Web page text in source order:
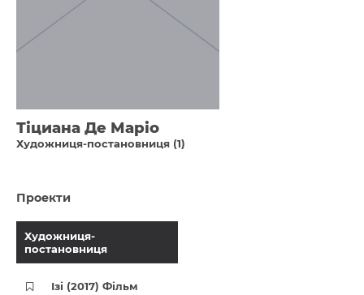
Тіциана Де Маріо
Художниця-постановниця (1)
Проекти
Художниця-
постановниця
Ізі (2017) Фільм